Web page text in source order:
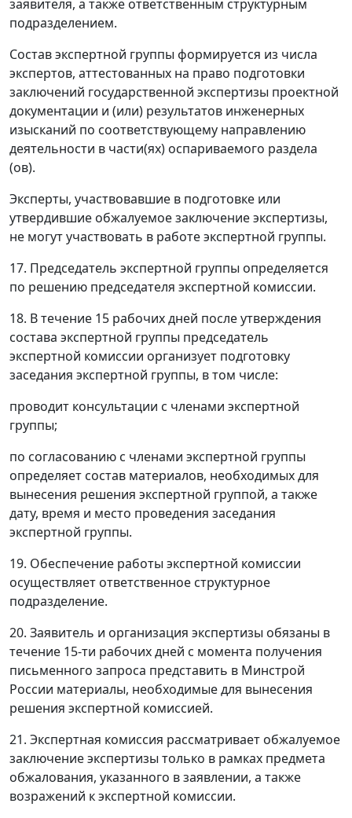
заявителя, а также ответственным структурным
подразделением.
Состав экспертной группы формируется из числа
экспертов, аттестованных на право подготовки
заключений государственной экспертизы проектной
документации и (или) результатов инженерных
изысканий по соответствующему направлению
деятельности в части(ях) оспариваемого раздела
(ов).
Эксперты, участвовавшие в подготовке или
утвердившие обжалуемое заключение экспертизы,
не могут участвовать в работе экспертной группы.
17. Председатель экспертной группы определяется
по решению председателя экспертной комиссии.
18. В течение 15 рабочих дней после утверждения
состава экспертной группы председатель
экспертной комиссии организует подготовку
заседания экспертной группы, в том числе:
проводит консультации с членами экспертной
группы;
по согласованию с членами экспертной группы
определяет состав материалов, необходимых для
вынесения решения экспертной группой, а также
дату, время и место проведения заседания
экспертной группы.
19. Обеспечение работы экспертной комиссии
осуществляет ответственное структурное
подразделение.
20. Заявитель и организация экспертизы обязаны в
течение 15-ти рабочих дней с момента получения
письменного запроса представить в Минстрой
России материалы, необходимые для вынесения
решения экспертной комиссией.
21. Экспертная комиссия рассматривает обжалуемое
заключение экспертизы только в рамках предмета
обжалования, указанного в заявлении, а также
возражений к экспертной комиссии.